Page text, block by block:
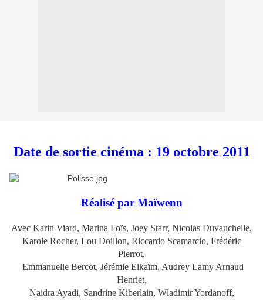
Date de sortie cinéma : 19 octobre 2011
Réalisé par Maïwenn
Avec Karin Viard, Marina Foïs, Joey Starr, Nicolas Duvauchelle,
Karole Rocher, Lou Doillon, Riccardo Scamarcio, Frédéric
Pierrot,
Emmanuelle Bercot, Jérémie Elkaïm, Audrey Lamy Arnaud
Henriet,
Naidra Ayadi, Sandrine Kiberlain, Wladimir Yordanoff,